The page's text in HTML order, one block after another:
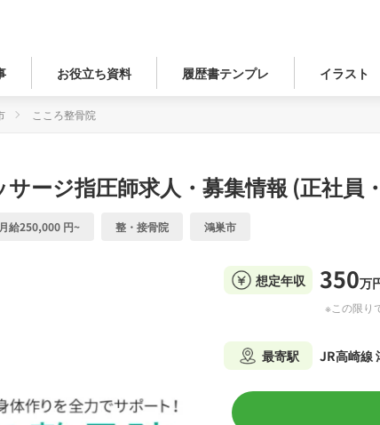
お役立ち資料 履歴書テンプレ イラスト
こころ整骨院
ージ指圧師求人・募集情報 (正社員
月給250,000 円~ 整・接骨院 鴻巣市
想定年収 350万
※この限り
最寄駅 JR高崎線